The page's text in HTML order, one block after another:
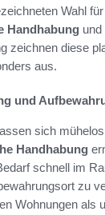
Wahl
Handhabung
zeichnen diese
aus.
und
sich
Handhabung
schnell im
zu
Wohnungen als